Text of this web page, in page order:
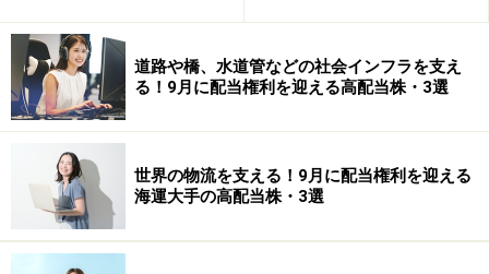
道路や橋、水道管などの社会インフラを支え
る！9月に配当権利を迎える高配当株・3選
世界の物流を支える！9月に配当権利を迎える
海運大手の高配当株・3選